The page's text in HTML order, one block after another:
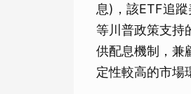
息)，該ETF追
等川普政策支持
供配息機制，兼
定性較高的市場